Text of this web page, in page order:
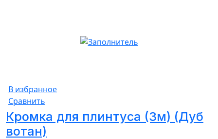
В избранное
Сравнить
Кромка для плинтуса (3м) (Дуб
вотан)